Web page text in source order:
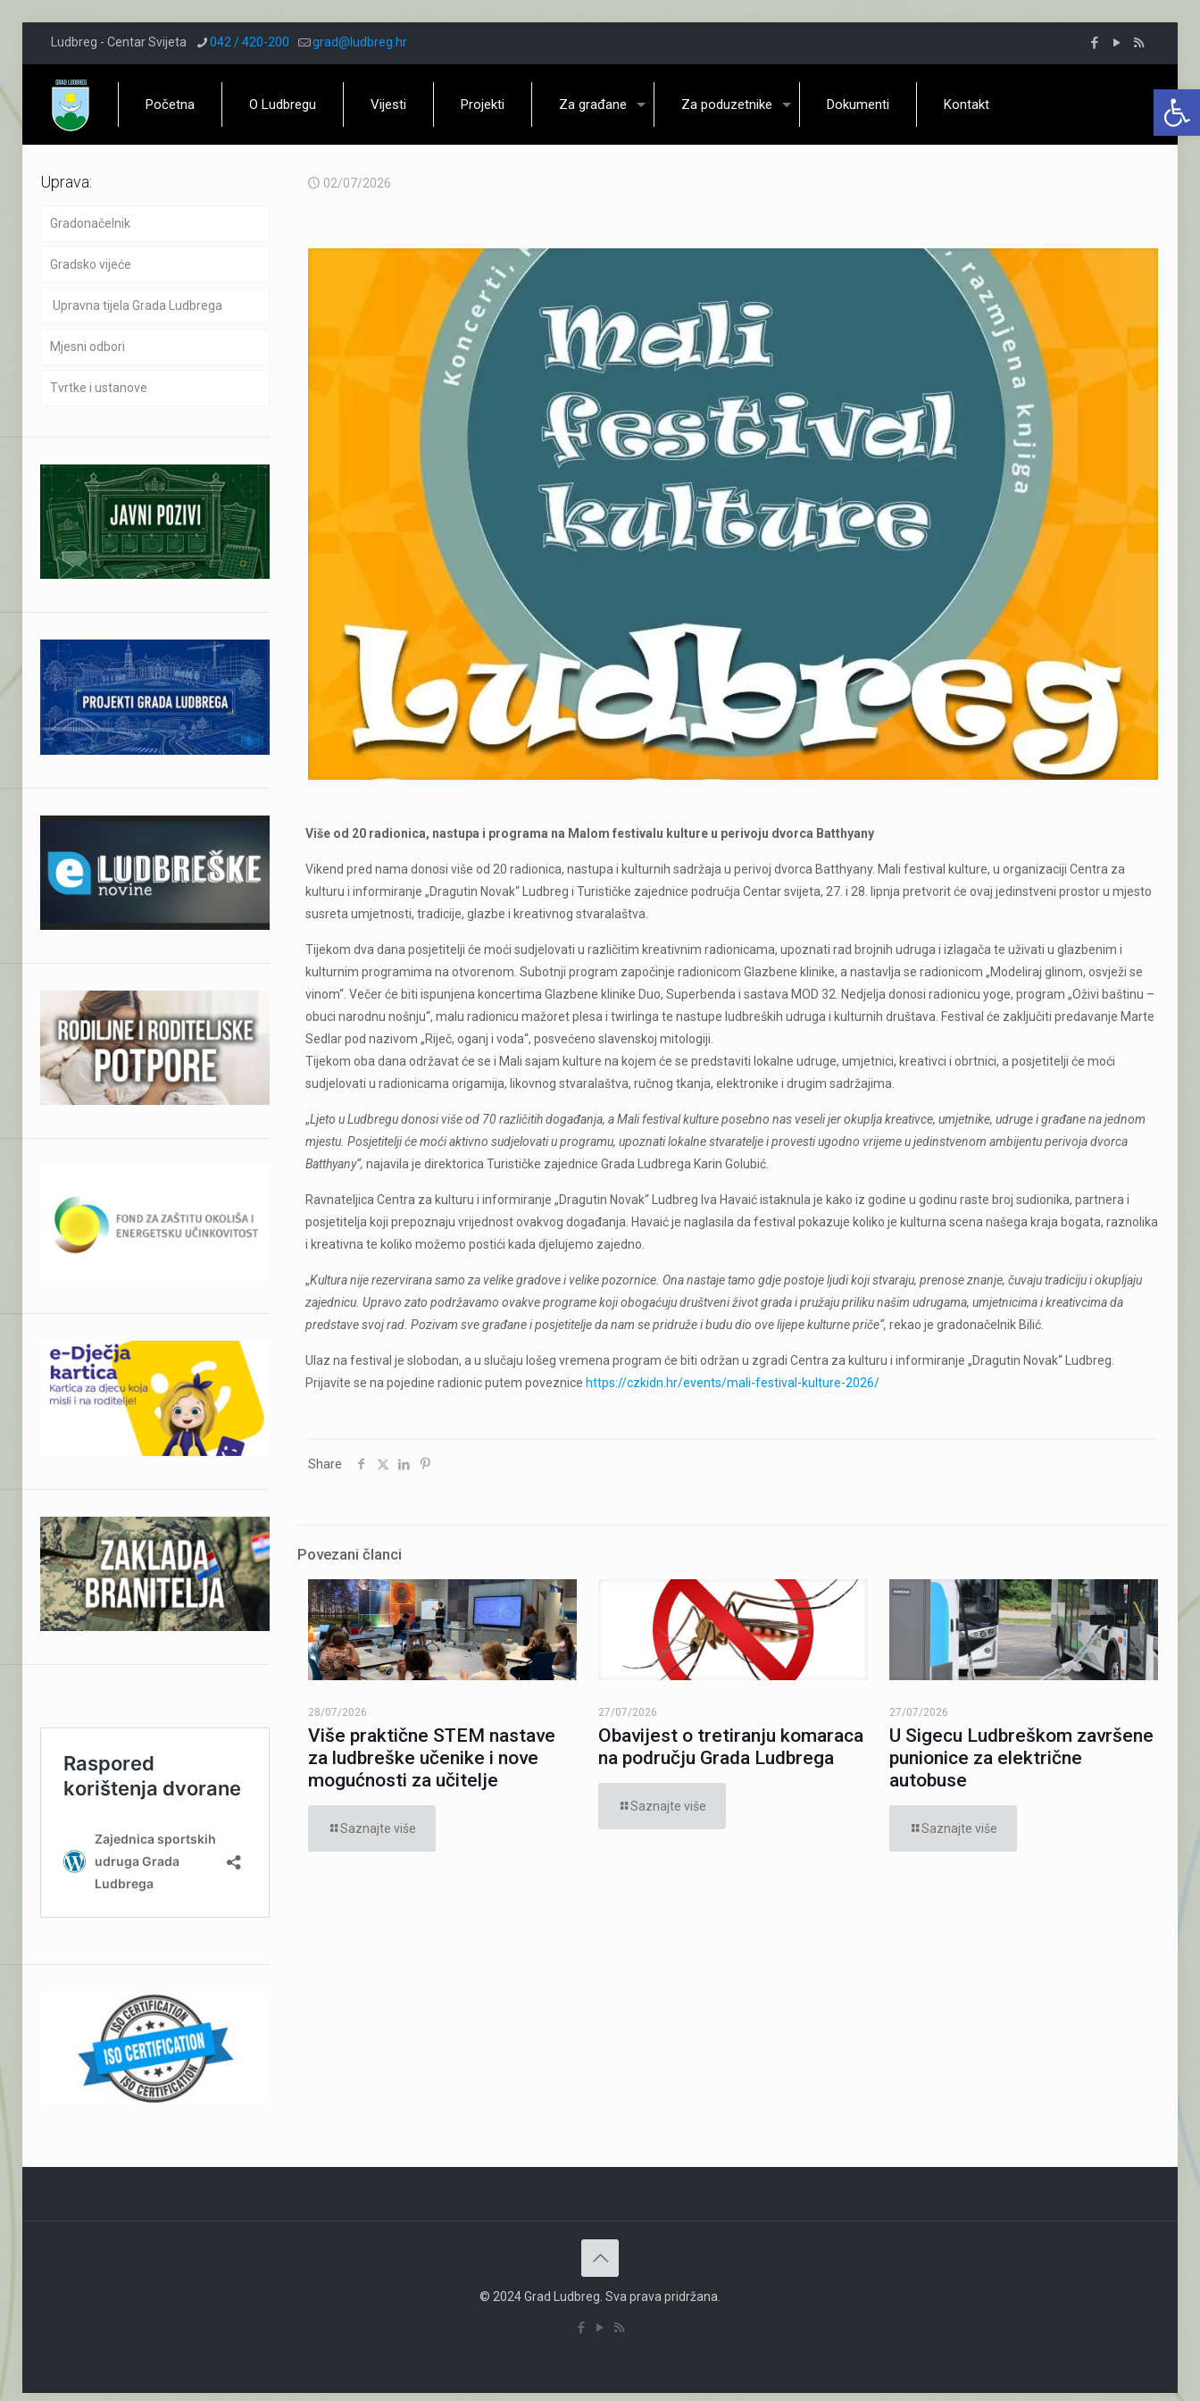
Ludbreg - Centar Svijeta 042 / 420-200 grad@ludbreg.hr
Početna O Ludbregu Vijesti Projekti Za građane Za poduzetnike Dokumenti Kontakt
02/07/2026
Više od 20 radionica, nastupa i programa na Malom festivalu kulture u perivoju dvorca Batthyany
Vikend pred nama donosi više od 20 radionica, nastupa i kulturnih sadržaja u perivoj dvorca Batthyany. Mali festival kulture, u organizaciji Centra za
kulturu i informiranje „Dragutin Novak“ Ludbreg i Turističke zajednice područja Centar svijeta, 27. i 28. lipnja pretvorit će ovaj jedinstveni prostor u mjesto
susreta umjetnosti, tradicije, glazbe i kreativnog stvaralaštva.
Tijekom dva dana posjetitelji će moći sudjelovati u različitim kreativnim radionicama, upoznati rad brojnih udruga i izlagača te uživati u glazbenim i
kulturnim programima na otvorenom. Subotnji program započinje radionicom Glazbene klinike, a nastavlja se radionicom „Modeliraj glinom, osvježi se
vinom“. Večer će biti ispunjena koncertima Glazbene klinike Duo, Superbenda i sastava MOD 32. Nedjelja donosi radionicu yoge, program „Oživi baštinu –
obuci narodnu nošnju“, malu radionicu mažoret plesa i twirlinga te nastupe ludbreških udruga i kulturnih društava. Festival će zaključiti predavanje Marte
Sedlar pod nazivom „Riječ, oganj i voda“, posvećeno slavenskoj mitologiji.
Tijekom oba dana održavat će se i Mali sajam kulture na kojem će se predstaviti lokalne udruge, umjetnici, kreativci i obrtnici, a posjetitelji će moći
sudjelovati u radionicama origamija, likovnog stvaralaštva, ručnog tkanja, elektronike i drugim sadržajima.
„Ljeto u Ludbregu donosi više od 70 različitih događanja, a Mali festival kulture posebno nas veseli jer okuplja kreativce, umjetnike, udruge i građane na jednom
mjestu. Posjetitelji će moći aktivno sudjelovati u programu, upoznati lokalne stvaratelje i provesti ugodno vrijeme u jedinstvenom ambijentu perivoja dvorca
Batthyany“, najavila je direktorica Turističke zajednice Grada Ludbrega Karin Golubić.
Ravnateljica Centra za kulturu i informiranje „Dragutin Novak“ Ludbreg Iva Havaić istaknula je kako iz godine u godinu raste broj sudionika, partnera i
posjetitelja koji prepoznaju vrijednost ovakvog događanja. Havaić je naglasila da festival pokazuje koliko je kulturna scena našega kraja bogata, raznolika
i kreativna te koliko možemo postići kada djelujemo zajedno.
„Kultura nije rezervirana samo za velike gradove i velike pozornice. Ona nastaje tamo gdje postoje ljudi koji stvaraju, prenose znanje, čuvaju tradiciju i okupljaju
zajednicu. Upravo zato podržavamo ovakve programe koji obogaćuju društveni život grada i pružaju priliku našim udrugama, umjetnicima i kreativcima da
predstave svoj rad. Pozivam sve građane i posjetitelje da nam se pridruže i budu dio ove lijepe kulturne priče“, rekao je gradonačelnik Bilić.
Ulaz na festival je slobodan, a u slučaju lošeg vremena program će biti održan u zgradi Centra za kulturu i informiranje „Dragutin Novak“ Ludbreg.
Prijavite se na pojedine radionic putem poveznice https://czkidn.hr/events/mali-festival-kulture-2026/
Share
Povezani članci
28/07/2026
Više praktične STEM nastave
za ludbreške učenike i nove
mogućnosti za učitelje
Saznajte više
27/07/2026
Obavijest o tretiranju komaraca
na području Grada Ludbrega
Saznajte više
27/07/2026
U Sigecu Ludbreškom završene
punionice za električne
autobuse
Saznajte više
Uprava:
Gradonačelnik
Gradsko vijeće
Upravna tijela Grada Ludbrega
Mjesni odbori
Tvrtke i ustanove
© 2024 Grad Ludbreg. Sva prava pridržana.